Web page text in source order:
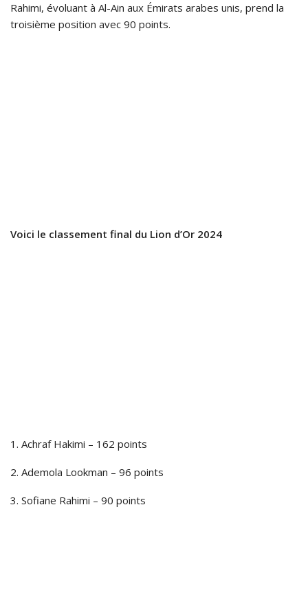
Rahimi, évoluant à Al-Ain aux Émirats arabes unis, prend la
troisième position avec 90 points.
Voici le classement final du Lion d’Or 2024
1. Achraf Hakimi – 162 points
2. Ademola Lookman – 96 points
3. Sofiane Rahimi – 90 points